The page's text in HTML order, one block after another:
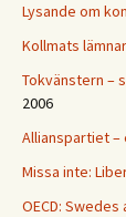
Lysande om
Kollmats
Tokvänstern –
2006
Allianspartiet
Missa inte:
OECD: